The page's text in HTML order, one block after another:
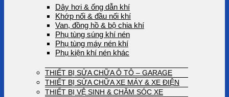
Dây hơi & ống dẫn khí
Khớp nối & đầu nối khí
Van, đồng hồ & bộ chia khí
Phụ tùng súng khí nén
Phụ tùng máy nén khí
Phụ kiện khí nén khác
THIẾT BỊ SỬA CHỮA Ô TÔ – GARAGE
THIẾT BỊ SỬA CHỮA XE MÁY & XE ĐIỆN
THIẾT BỊ VỆ SINH & CHĂM SÓC XE